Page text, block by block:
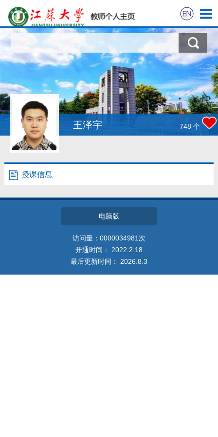
科学研究
教学研究
获奖信息
招生信息
学生信息
我的相册
王泽宇 748 个
授课信息
电脑版
访问量： 0000034981 次
开通时间： 2022 2 18
最后更新时间： 2026 8 3